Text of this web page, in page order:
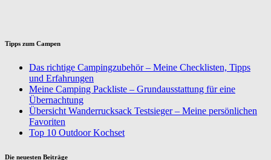
Tipps zum Campen
Das richtige Campingzubehör – Meine Checklisten, Tipps
und Erfahrungen
Meine Camping Packliste – Grundausstattung für eine
Übernachtung
Übersicht Wanderrucksack Testsieger – Meine persönlichen
Favoriten
Top 10 Outdoor Kochset
Die neuesten Beiträge